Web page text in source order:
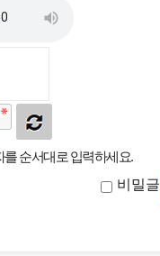
순서대로 입력하세요.
비밀글